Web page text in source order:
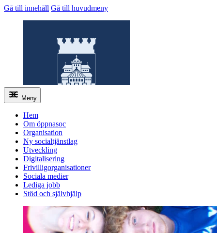
Gå till innehåll Gå till huvudmeny
Öppnasoc
Meny
Hem
Om öppnasoc
Organisation
Ny socialtjänstlag
Utveckling
Digitalisering
Frivilligorganisationer
Sociala medier
Lediga jobb
Stöd och självhjälp